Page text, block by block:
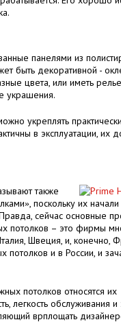
панелями из
быть декоративной -
цвета, или иметь
украшения.
укреплять
в эксплуатации, их
также
», поскольку их
сейчас основные
потолков – это фирмы
Швеция, и, конечно,
потолков и в России, и
потолков относятся их
легкость обслуживания
врплощать